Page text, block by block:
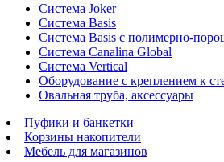
Система Joker
Система Basis
Система Basis с полимерно-
Система Canalina Global
Система Vertical
Оборудование с креплением к
Овальная труба, аксессуары
Пуфики и банкетки
Корзины накопители
Мебель для магазинов